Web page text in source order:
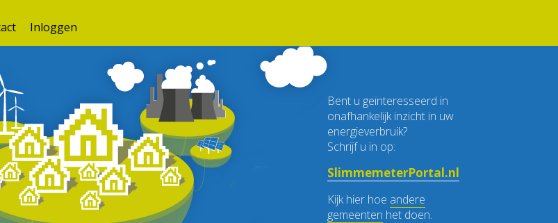
Inloggen
Bent u geïnteresseerd in
onafhankelijk inzicht in uw
energieverbruik?
Schrijf u in op:
SlimmemeterPortal.nl
Kijk hier hoe andere
gemeenten het doen.